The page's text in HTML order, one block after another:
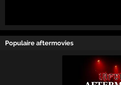
Populaire aftermovies